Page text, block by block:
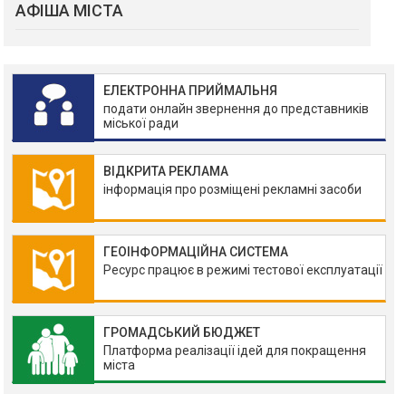
АФІША МІСТА
ЕЛЕКТРОННА ПРИЙМАЛЬНЯ
подати онлайн звернення до представників
міської ради
ВІДКРИТА РЕКЛАМА
інформація про розміщені рекламні засоби
ГЕОІНФОРМАЦІЙНА СИСТЕМА
Ресурс працює в режимі тестової експлуатації
ГРОМАДСЬКИЙ БЮДЖЕТ
Платформа реалізації ідей для покращення
міста